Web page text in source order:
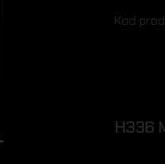
Kod
H336